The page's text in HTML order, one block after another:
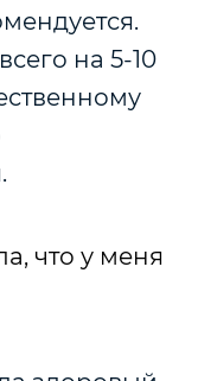
на 5-10
что у меня